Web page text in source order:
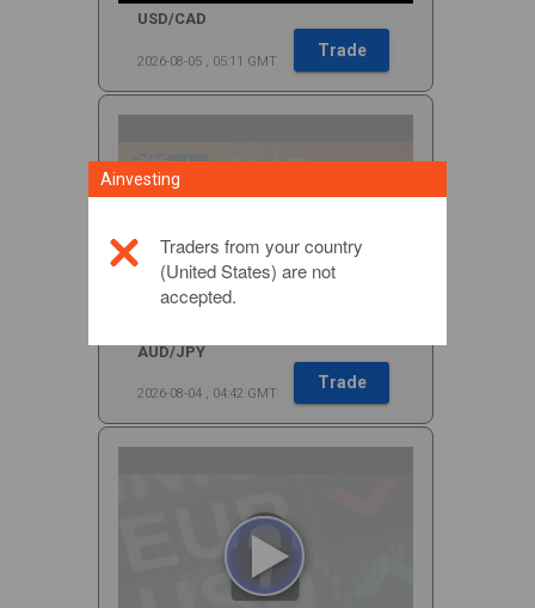
Ainvesting
Traders from your country
(United States) are not
accepted.